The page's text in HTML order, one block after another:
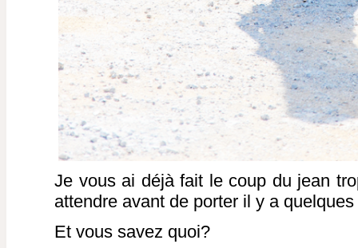
Je vous ai déjà fait le coup du jean
attendre avant de porter il y a
Et vous savez quoi?